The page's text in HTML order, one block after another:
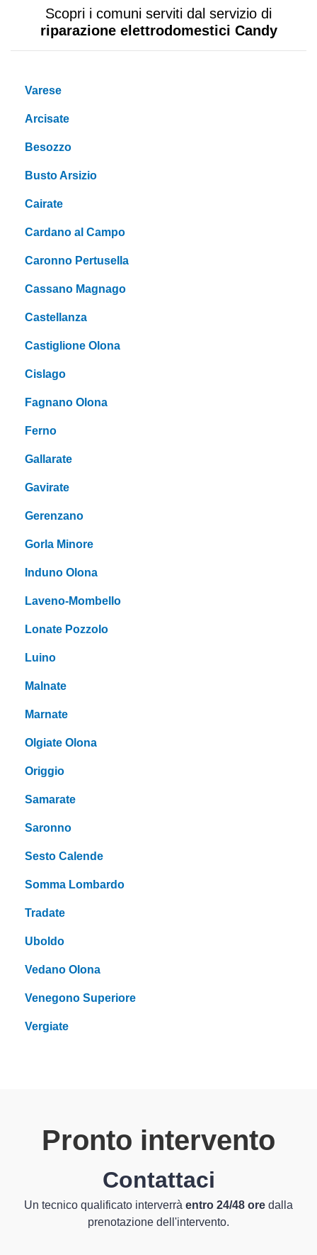
Scopri i comuni serviti dal servizio di
riparazione elettrodomestici Candy
Varese
Arcisate
Besozzo
Busto Arsizio
Cairate
Cardano al Campo
Caronno Pertusella
Cassano Magnago
Castellanza
Castiglione Olona
Cislago
Fagnano Olona
Ferno
Gallarate
Gavirate
Gerenzano
Gorla Minore
Induno Olona
Laveno-Mombello
Lonate Pozzolo
Luino
Malnate
Marnate
Olgiate Olona
Origgio
Samarate
Saronno
Sesto Calende
Somma Lombardo
Tradate
Uboldo
Vedano Olona
Venegono Superiore
Vergiate
Pronto intervento
Contattaci
Un tecnico qualificato interverrà entro 24/48 ore dalla
prenotazione dell'intervento.